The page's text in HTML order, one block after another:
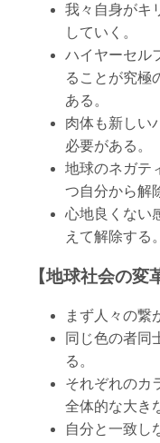
我々自身がキ
していく。
ハイヤーセル
ることが究極
ある。
肉体も新しい
必要がある。
地球のネガテ
つ自分から解
心地良くない
えて解除する。
【地球社会の変
まず人々の繋
同じ色の者同
る。
それぞれのカ
全体的な大き
自分と一致し